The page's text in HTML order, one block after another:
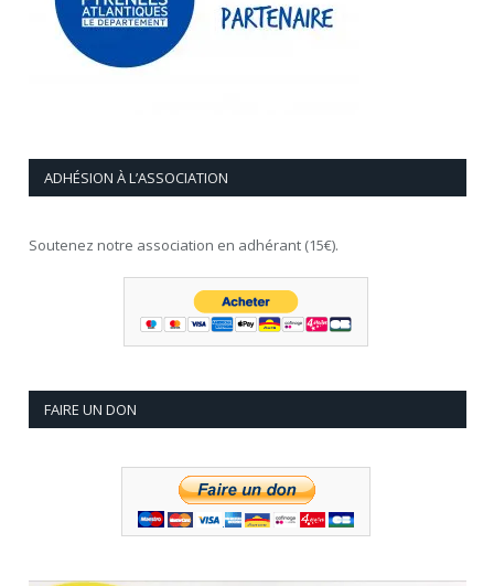
ADHÉSION À L’ASSOCIATION
Soutenez notre association en adhérant (15€).
FAIRE UN DON